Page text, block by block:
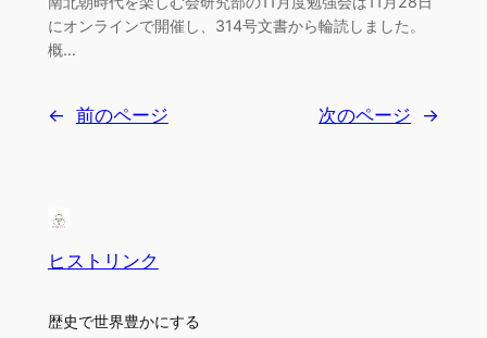
にオンラインで開催し、314号文書から輪読しました。
概…
← 前のページ 次のページ →
ヒストリンク
歴史で世界豊かにする